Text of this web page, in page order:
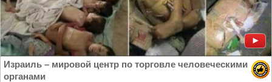
Израиль – мировой центр по торговле человеческими
органами